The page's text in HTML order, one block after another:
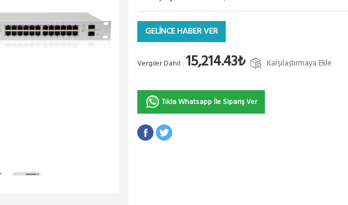
GELİNCE HABER VER
Vergiler Dahil : 15,214.43₺ Karşılaştırmaya Ekle
Tıkla Whatsapp İle Sipariş Ver